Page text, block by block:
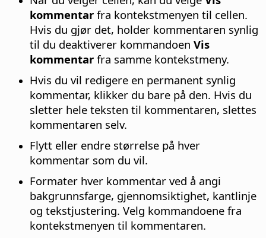
kommentar fra kontekstmenyen til cellen.
Hvis du gjør det, holder kommentaren synlig
til du deaktiverer kommandoen Vis
kommentar fra samme kontekstmeny.
Hvis du vil redigere en permanent synlig
kommentar, klikker du bare på den. Hvis du
sletter hele teksten til kommentaren, slettes
kommentaren selv.
Flytt eller endre størrelse på hver
kommentar som du vil.
Formater hver kommentar ved å angi
bakgrunnsfarge, gjennomsiktighet, kantlinje
og tekstjustering. Velg kommandoene fra
kontekstmenyen til kommentaren.